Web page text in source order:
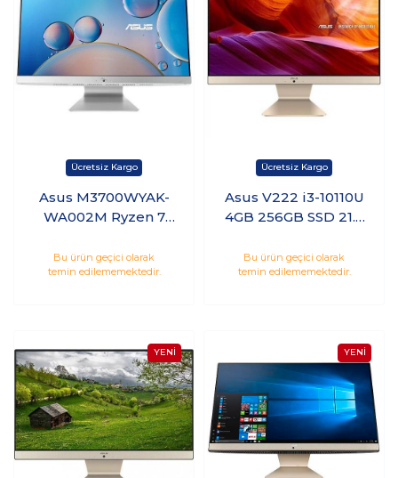
Asus M3700WYAK-
WA002M Ryzen 7
HDD 256GB SSD 27
Freedos
Bu ürün geçici olarak
temin edilememektedir.
Asus V222 i3-10110U
4GB 256GB SSD 21.5
Bu ürün geçici olarak
temin edilememektedir.